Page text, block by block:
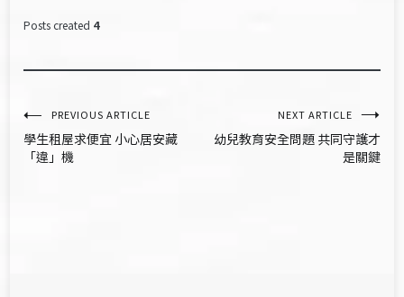
Posts created 4
文
章
PREVIOUS ARTICLE
學生租屋求便宜 小心居安藏
「違」機
NEXT ARTICLE
幼兒教育安全問題 共同守護才
是關鍵